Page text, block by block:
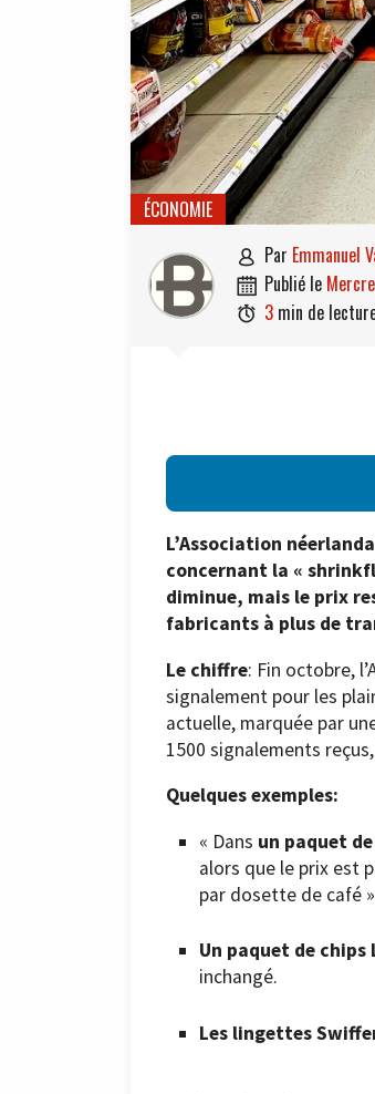
ÉCONOMIE
 par Emmanuel
 publié le
 3 min de
L’Association
concernant la «
diminue, mais le prix
fabricants à plus de
Le chiffre: Fin octobre,
signalement pour les
actuelle, marquée par
1500 signalements
Quelques exemples:
« Dans un paquet
alors que le prix est
par dosette de café
Un paquet de chips
inchangé.
Les lingettes